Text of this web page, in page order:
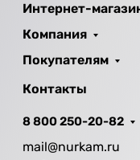
Интернет-
Компания
Покупателям
Контакты
8 800 250-20-82
mail@nurkam.ru